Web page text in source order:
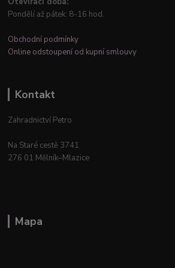
Pondělí až pátek: 8-16 hod.
Obchodní podmínky
Online odstoupení od kupní smlouvy
Kontakt
Zahradnictví Petro
Na Staré cestě 3741
276 01 Mělník–Mlazice
Mapa